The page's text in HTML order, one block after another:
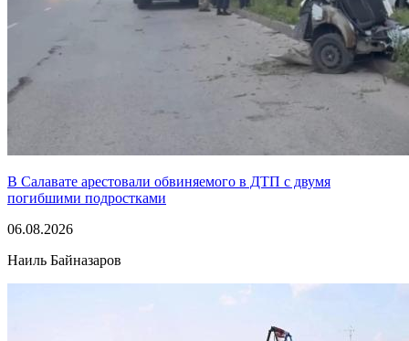
В Салавате арестовали обвиняемого в ДТП с двумя
погибшими подростками
06.08.2026
Наиль Байназаров